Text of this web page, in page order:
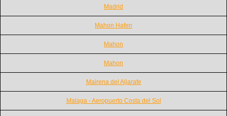
Madrid
Mahon Hafen
Mahon
Mahon
Mairena del Aljarafe
Malaga - Aeropuerto Costa del Sol